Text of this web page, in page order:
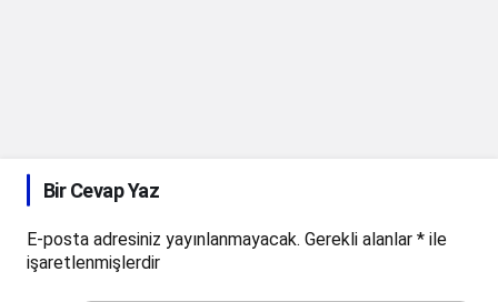
Bir Cevap Yaz
E-posta adresiniz yayınlanmayacak. Gerekli alanlar * ile
işaretlenmişlerdir